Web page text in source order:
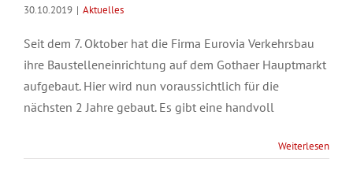
30.10.2019 | Aktuelles
Seit dem 7. Oktober hat die Firma Eurovia Verkehrsbau
ihre Baustelleneinrichtung auf dem Gothaer Hauptmarkt
aufgebaut. Hier wird nun voraussichtlich für die
nächsten 2 Jahre gebaut. Es gibt eine handvoll
Weiterlesen